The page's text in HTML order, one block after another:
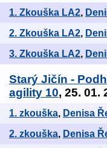
1. Zkouška LA2,
2. Zkouška LA2,
3. Zkouška LA2,
Starý Jičín -
agility 10, 25. 01.
1. zkouška, Denisa
2. zkouška, Denisa